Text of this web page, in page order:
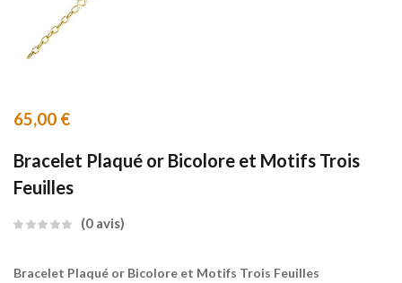
65,00 €
Bracelet Plaqué or Bicolore et Motifs Trois
Feuilles
0 avis
Bracelet Plaqué or Bicolore et Motifs Trois Feuilles